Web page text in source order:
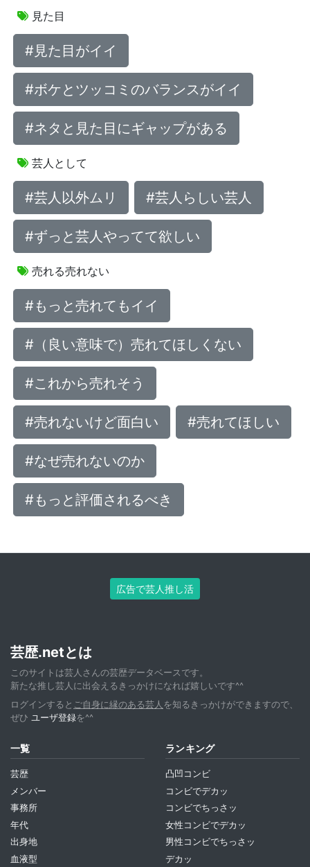
見た目
#見た目がイイ
#ボケとツッコミのバランスがイイ
#ネタと見た目にギャップがある
芸人として
#芸人以外ムリ #芸人らしい芸人
#ずっと芸人やってて欲しい
売れる売れない
#もっと売れてもイイ
#（良い意味で）売れてほしくない
#これから売れそう
#売れないけど面白い #売れてほしい
#なぜ売れないのか
#もっと評価されるべき
広告で芸人推し活
芸歴.netとは
このサイトは芸人さんの芸歴データベースです。
新たな推し芸人に出会えるきっかけになれば嬉しいです^^
ログインすると ご自身に縁のある芸人 を知るきっかけができますので、
ぜひ ユーザ登録を^^
一覧
芸歴
メンバー
事務所
年代
出身地
血液型
ランキング
凸凹コンビ
コンビでデカッ
コンビでちっさッ
女性コンビでデカッ
男性コンビでちっさッ
デカッ